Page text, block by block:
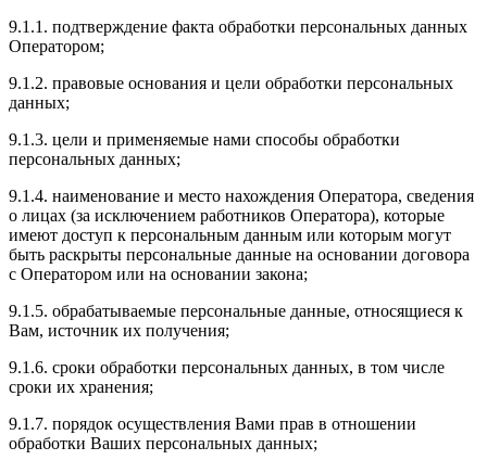
9.1.1. подтверждение факта обработки персональных данных
Оператором;
9.1.2. правовые основания и цели обработки персональных
данных;
9.1.3. цели и применяемые нами способы обработки
персональных данных;
9.1.4. наименование и место нахождения Оператора, сведения
о лицах (за исключением работников Оператора), которые
имеют доступ к персональным данным или которым могут
быть раскрыты персональные данные на основании договора
с Оператором или на основании закона;
9.1.5. обрабатываемые персональные данные, относящиеся к
Вам, источник их получения;
9.1.6. сроки обработки персональных данных, в том числе
сроки их хранения;
9.1.7. порядок осуществления Вами прав в отношении
обработки Ваших персональных данных;